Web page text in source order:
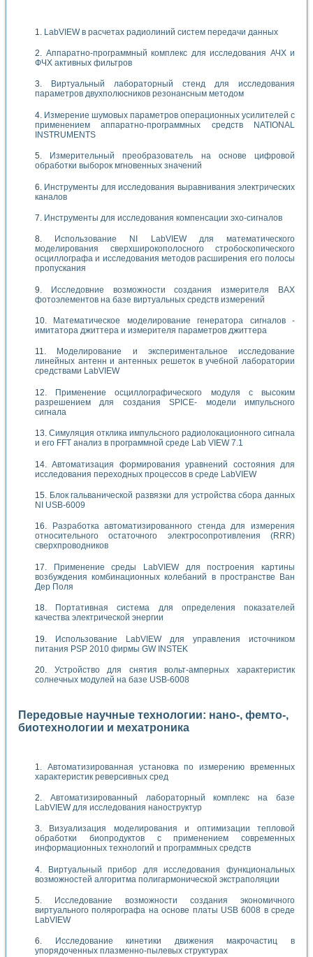
LabVIEW в расчетах радиолиний систем передачи данных
Аппаратно-программный комплекс для исследования АЧХ и
ФЧХ активных фильтров
Виртуальный лабораторный стенд для исследования
параметров двухполюсников резонансным методом
Измерение шумовых параметров операционных усилителей с
применением аппаратно-программных средств NATIONAL
INSTRUMENTS
Измерительный преобразователь на основе цифровой
обработки выборок мгновенных значений
Инструменты для исследования выравнивания электрических
каналов
Инструменты для исследования компенсации эхо-сигналов
Использование NI LabVIEW для математического
моделирования сверхширокополосного стробоскопического
осциллографа и исследования методов расширения его полосы
пропускания
Исследовние возможности создания измерителя ВАХ
фотоэлементов на базе виртуальных средств измерений
Математическое моделирование генератора сигналов -
имитатора джиттера и измерителя параметров джиттера
Моделирование и экспериментальное исследование
линейных антенн и антенных решеток в учебной лаборатории
средствами LabVIEW
Применение осциллографического модуля с высоким
разрешением для создания SPICE- модели импульсного
сигнала
Симуляция отклика импульсного радиолокационного сигнала
и его FFT анализ в программной среде Lab VIEW 7.1
Автоматизация формирования уравнений состояния для
исследования переходных процессов в среде LabVIEW
Блок гальванической развязки для устройства сбора данных
NI USB-6009
Разработка автоматизированного стенда для измерения
относительного остаточного электросопротивления (RRR)
сверхпроводников
Применение среды LabVIEW для построения картины
возбуждения комбинационных колебаний в пространстве Ван
Дер Поля
Портативная система для определения показателей
качества электрической энергии
Использование LabVIEW для управления источником
питания PSP 2010 фирмы GW INSTEK
Устройство для снятия вольт-амперных характеристик
солнечных модулей на базе USB-6008
Передовые научные технологии: нано-, фемто-,
биотехнологии и мехатроника
Автоматизированная установка по измерению временных
характеристик реверсивных сред
Автоматизированный лабораторный комплекс на базе
LabVIEW для исследования наноструктур
Визуализация моделирования и оптимизации тепловой
обработки биопродуктов с применением современных
информационных технологий и программных средств
Виртуальный прибор для исследования функциональных
возможностей алгоритма полигармонической экстраполяции
Исследование возможности создания экономичного
виртуального полярографа на основе платы USB 6008 в среде
LabVIEW
Исследование кинетики движения макрочастиц в
упорядоченных плазменно-пылевых структурах